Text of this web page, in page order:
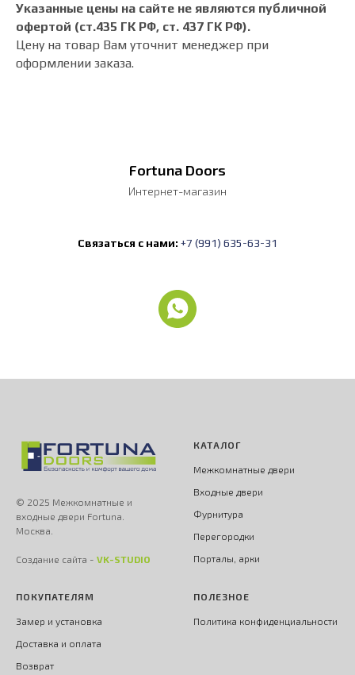
Указанные цены на сайте не являются публичной
офертой (ст.435 ГК РФ, cт. 437 ГК РФ).
Цену на товар Вам уточнит менеджер при
оформлении заказа.
Fortuna Doors
Интернет-магазин
Связаться с нами: +7 (991) 635-63-31
© 2025 Межкомнатные и
входные двери Fortuna.
Москва.
Создание сайта - VK-STUDIO
КАТАЛОГ
Межкомнатные двери
Входные двери
Фурнитура
Перегородки
Порталы, арки
ПОКУПАТЕЛЯМ
Замер и установка
Доставка и оплата
Возврат
ПОЛЕЗНОЕ
Политика конфиденциальности